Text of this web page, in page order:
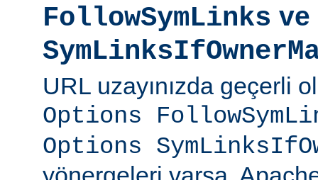
FollowSymLinks ve
URL uzayınızda geçerli
Options
Options